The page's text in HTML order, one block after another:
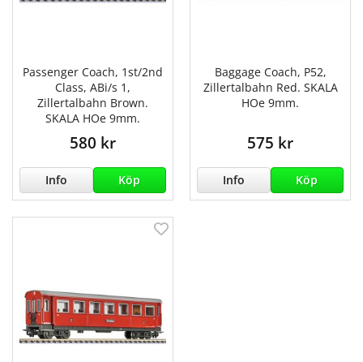
Passenger Coach, 1st/2nd
Class, ABi/s 1,
Zillertalbahn Brown.
SKALA HOe 9mm.
580 kr
Info Köp
Baggage Coach, P52,
Zillertalbahn Red. SKALA
HOe 9mm.
575 kr
Info Köp